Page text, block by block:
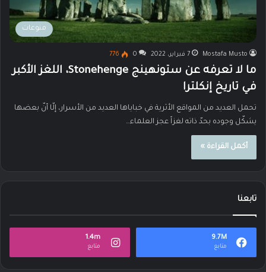
منوعات
Mostafa Musto 7 فبراير، 2022 0
776
ما لا تعرفه عن ستونهينج Stonehenge، اللغز الأكبر
في تاريخ إنكلترا
تحمل العديد من المواقع الأثرية في خباياها العديد من الأسرار، إلّا أنّ بعضها
يشكّل وجوده بحدّ ذاته لغزاً عجز العلماء…
أكمل القراءة »
تابعنا
9.7M
متابع
1.4m
متابع